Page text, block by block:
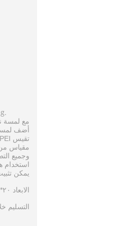
مع لمسة
أضف
تقيس
مقياس
وجميع
استخدام
يمكن
الابعاد ٢٠*
التسليم